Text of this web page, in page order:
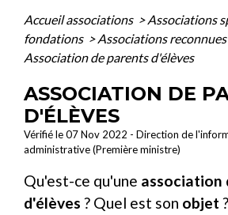
Accueil associations > Associations
fondations > Associations
Association de parents d'élèves
ASSOCIATION DE
D'ÉLÈVES
Vérifié le 07 Nov 2022 - Direction de
administrative (Première ministre)
Qu'est-ce qu'une association
d'élèves ? Quel est son objet